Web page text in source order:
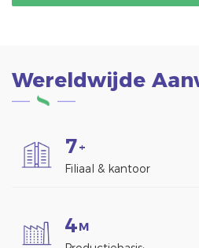
Wereldwijde
7+
Filiaal & kantoor
4M